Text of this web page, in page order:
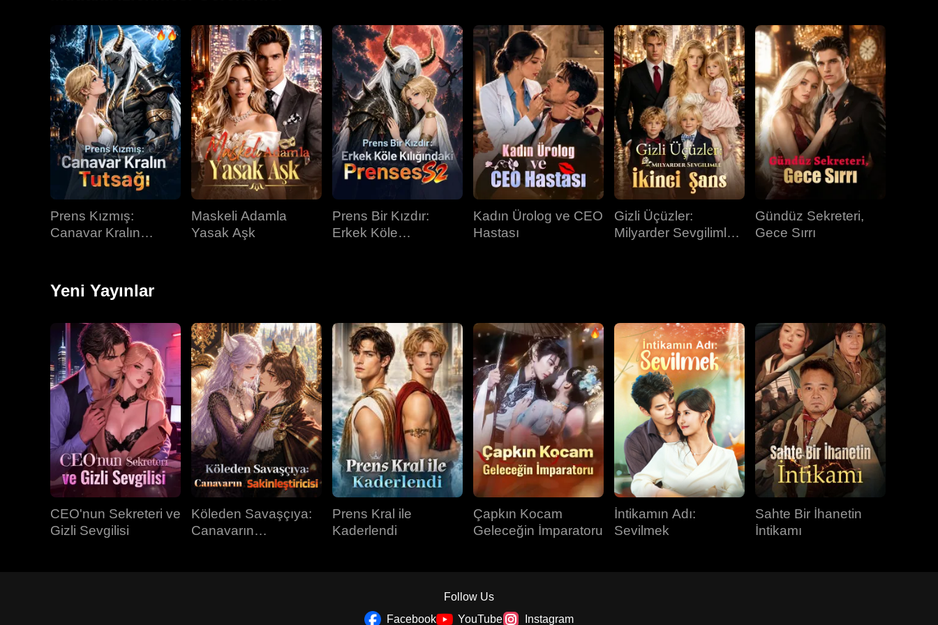
34.bölüm 35.bölüm 36.bölüm
37.bölüm 38.bölüm
40.bölüm
Prens Kızmış:
Canavar Kralın
Maskeli Adamla
Yasak Aşk
Prens Bir Kızdır:
Erkek Köle
Kadın Ürolog ve CEO
Hastası
Gizli Üçüzler:
Milyarder Sevgilimle
Gündüz Sekreteri,
Gece Sırrı
Yeni Yayınlar
CEO'nun Sekreteri ve
Gizli Sevgilisi
Köleden Savaşçıya:
Canavarın
Prens Kral ile
Kaderlendi
Çapkın Kocam
Geleceğin İmparatoru
İntikamın Adı:
Sevilmek
Sahte Bir İhanetin
İntikamı
Follow Us
Facebook
YouTube Instagram